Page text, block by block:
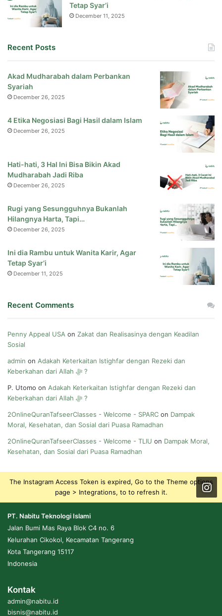
Tetap Syar’i
December 11, 2025
Recent Posts
Akad Mudharabah dalam Perbankan
Syariah
December 26, 2025
4 Etika Negosiasi Bagi Hasil dalam Islam
December 26, 2025
Hati-hati, 3 Hal Ini Bisa Bikin Akad
Mudharabah Jadi Riba
December 26, 2025
Rugi yang Sesungguhnya Bukanlah
Hilangnya Harta, Tapi…
December 26, 2025
Ini dia Rambu untuk Wanita Karir, Agar
Tetap Syar’i
December 11, 2025
Recent Comments
Penny Appeal USA on Zakat dan Realisasinya dengan Keadilan
Sosial
admin on Adakah Keterkaitan Istighfar dengan Rezeki dan
Keberkahan dari Allah ﷻ ?
P. Utomo on Adakah Keterkaitan Istighfar dengan Rezeki dan
Keberkahan dari Allah ﷻ ?
2OnlineQuranTafseerClasses - Welcome - SPARC on Dampak
Moral, Kesehatan, dan Sosial dari Puasa Ramadhan
2OnlineQuranTafseerClasses - Welcome - TLIU on Dampak Moral,
Kesehatan, dan Sosial dari Puasa Ramadhan
The Instagram Access Token is expired, Go to the Theme options
page > Integrations, to to refresh it.
PT. Nabitu Teknologi Islami
Jalan Bumi Mas Raya Blok C4 no. 6
Kelurahan Cikokol, Kecamatan Tangerang
Kota Tangerang 15117
Indonesia
Kontak
admin@nabitu.id
bisnis@nabitu.id